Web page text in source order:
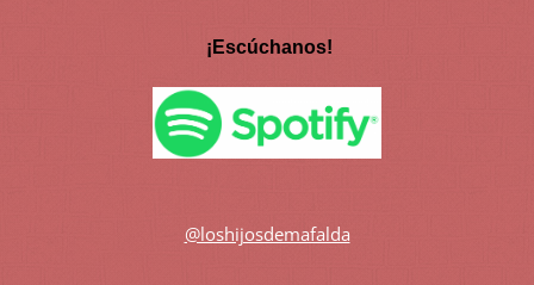
¡Escúchanos!
@loshijosdemafalda